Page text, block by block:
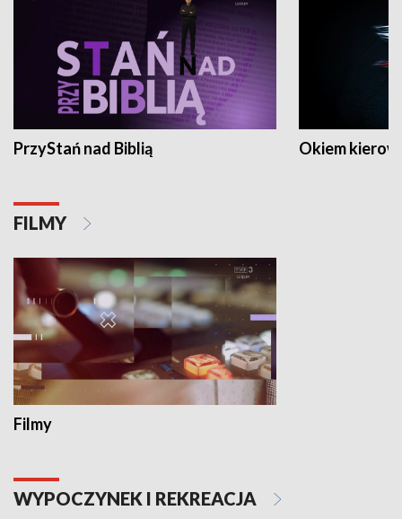
PrzyStań nad Biblią Okiem
FILMY
Filmy
WYPOCZYNEK I REKREACJA